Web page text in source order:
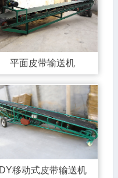
平面皮带输送机
DY移动式皮带输送机